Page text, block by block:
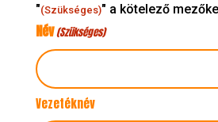
"(Szükséges)" a kötelező
Név(Szükséges)
Vezetéknév